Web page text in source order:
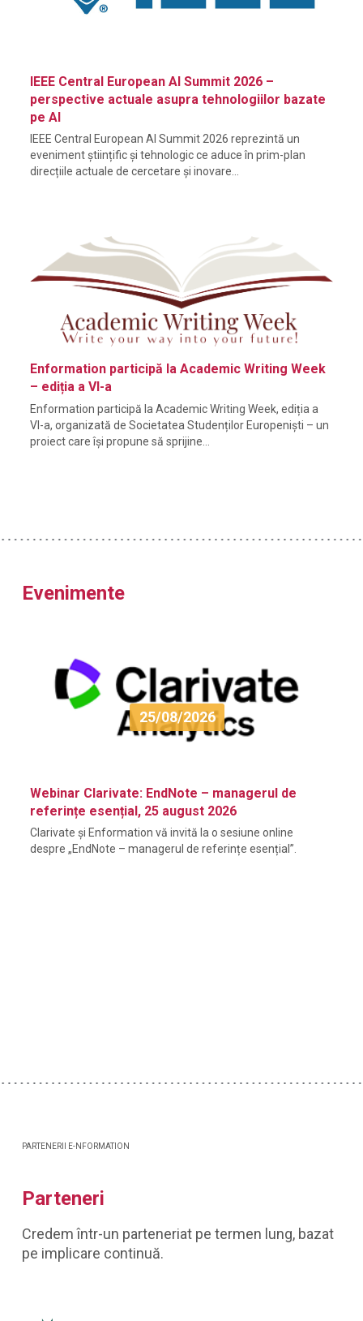
IEEE Central European AI Summit 2026 –
perspective actuale asupra tehnologiilor bazate
pe AI
IEEE Central European AI Summit 2026 reprezintă un
eveniment științific și tehnologic ce aduce în prim-plan
direcțiile actuale de cercetare și inovare…
Enformation participă la Academic Writing Week
– ediția a VI-a
Enformation participă la Academic Writing Week, ediția a
VI-a, organizată de Societatea Studenților Europeniști – un
proiect care își propune să sprijine…
Evenimente
25/08/2026
Webinar Clarivate: EndNote – managerul de
referințe esențial, 25 august 2026
Clarivate și Enformation vă invită la o sesiune online
despre „EndNote – managerul de referințe esențial”.
PARTENERII E-NFORMATION
Parteneri
Credem într-un parteneriat pe termen lung, bazat
pe implicare continuă.